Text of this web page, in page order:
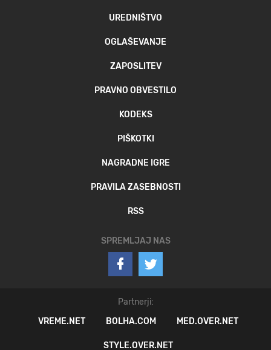
UREDNIŠTVO
OGLAŠEVANJE
ZAPOSLITEV
PRAVNO OBVESTILO
KODEKS
PIŠKOTKI
NAGRADNE IGRE
PRAVILA ZASEBNOSTI
RSS
SPREMLJAJ NAS
Partnerji:
VREME.NET
BOLHA.COM MED.OVER.NET
STYLE.OVER.NET